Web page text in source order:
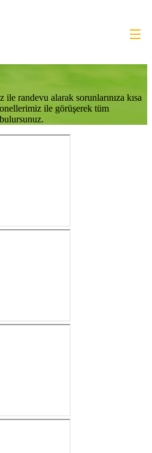
randevu alarak sorunlarınıza kısa
ile görüşerek tüm